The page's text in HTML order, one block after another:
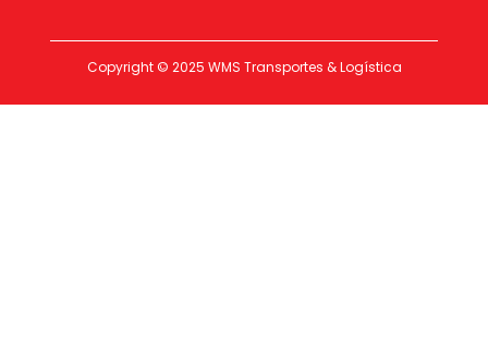
Copyright © 2025 WMS Transportes & Logística